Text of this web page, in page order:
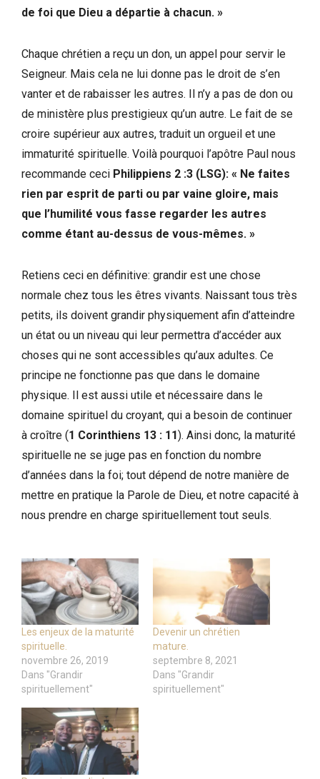
de foi que Dieu a départie à chacun. »
Chaque chrétien a reçu un don, un appel pour servir le
Seigneur. Mais cela ne lui donne pas le droit de s’en
vanter et de rabaisser les autres. Il n’y a pas de don ou
de ministère plus prestigieux qu’un autre. Le fait de se
croire supérieur aux autres, traduit un orgueil et une
immaturité spirituelle. Voilà pourquoi l’apôtre Paul nous
recommande ceci Philippiens 2 :3 (LSG): « Ne faites
rien par esprit de parti ou par vaine gloire, mais
que l’humilité vous fasse regarder les autres
comme étant au-dessus de vous-mêmes. »
Retiens ceci en définitive: grandir est une chose
normale chez tous les êtres vivants. Naissant tous très
petits, ils doivent grandir physiquement afin d’atteindre
un état ou un niveau qui leur permettra d’accéder aux
choses qui ne sont accessibles qu’aux adultes. Ce
principe ne fonctionne pas que dans le domaine
physique. Il est aussi utile et nécessaire dans le
domaine spirituel du croyant, qui a besoin de continuer
à croître (1 Corinthiens 13 : 11). Ainsi donc, la maturité
spirituelle ne se juge pas en fonction du nombre
d’années dans la foi; tout dépend de notre manière de
mettre en pratique la Parole de Dieu, et notre capacité à
nous prendre en charge spirituellement tout seuls.
Les enjeux de la maturité
spirituelle.
novembre 26, 2019
Dans "Grandir
spirituellement"
Devenir un chrétien
mature.
septembre 8, 2021
Dans "Grandir
spirituellement"